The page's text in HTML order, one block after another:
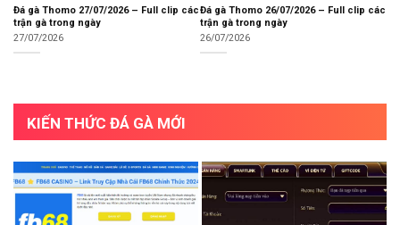
Đá gà Thomo 27/07/2026 – Full clip các
trận gà trong ngày
27/07/2026
Đá gà Thomo 26/07/2026 – Full clip các
trận gà trong ngày
26/07/2026
KIẾN THỨC ĐÁ GÀ MỚI